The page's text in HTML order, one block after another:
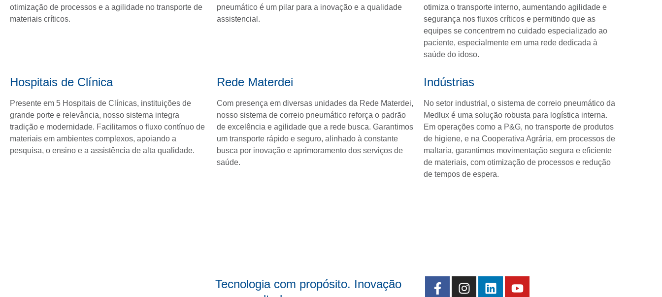
otimização de processos e a agilidade no transporte de
materiais críticos.
pneumático é um pilar para a inovação e a qualidade
assistencial.
otimiza o transporte interno, aumentando agilidade e
segurança nos fluxos críticos e permitindo que as
equipes se concentrem no cuidado especializado ao
paciente, especialmente em uma rede dedicada à
saúde do idoso.
Hospitais de Clínica
Presente em 5 Hospitais de Clínicas, instituições de
grande porte e relevância, nosso sistema integra
tradição e modernidade. Facilitamos o fluxo contínuo de
materiais em ambientes complexos, apoiando a
pesquisa, o ensino e a assistência de alta qualidade.
Rede Materdei
Com presença em diversas unidades da Rede Materdei,
nosso sistema de correio pneumático reforça o padrão
de excelência e agilidade que a rede busca. Garantimos
um transporte rápido e seguro, alinhado à constante
busca por inovação e aprimoramento dos serviços de
saúde.
Indústrias
No setor industrial, o sistema de correio pneumático da
Medlux é uma solução robusta para logística interna.
Em operações como a P&G, no transporte de produtos
de higiene, e na Cooperativa Agrária, em processos de
maltaria, garantimos movimentação segura e eficiente
de materiais, com otimização de processos e redução
de tempos de espera.
Tecnologia com propósito. Inovação